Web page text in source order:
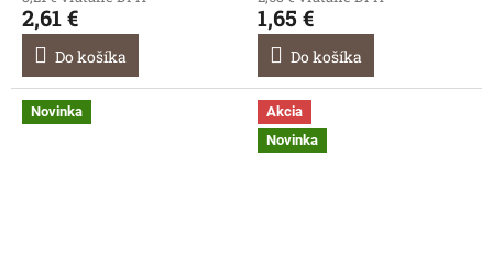
2,61 €
Do košíka
1,65 €
Do košíka
Novinka
Akcia
Novinka